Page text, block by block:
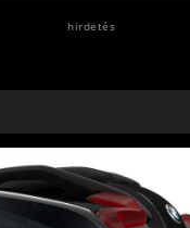
Jön még kép!